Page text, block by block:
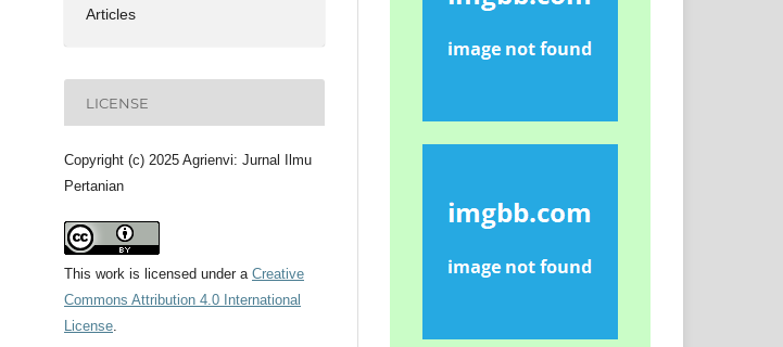
Articles
LICENSE
Copyright (c) 2025 Agrienvi: Jurnal Ilmu
Pertanian
This work is licensed under a Creative
Commons Attribution 4.0 International
License.